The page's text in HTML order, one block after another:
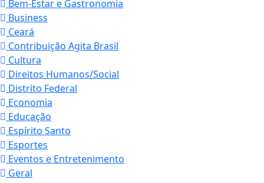
Bem-Estar e Gastronomia
Business
Ceará
Contribuição Agita Brasil
Cultura
Direitos Humanos/Social
Distrito Federal
Economia
Educação
Espírito Santo
Esportes
Eventos e Entretenimento
Geral